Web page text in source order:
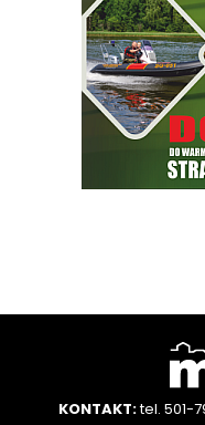
KONTAKT:tel. 501-